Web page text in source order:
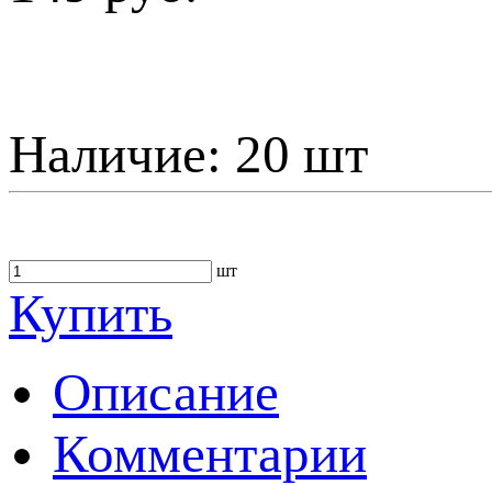
Наличие: 20 шт
шт
Купить
Описание
Комментарии